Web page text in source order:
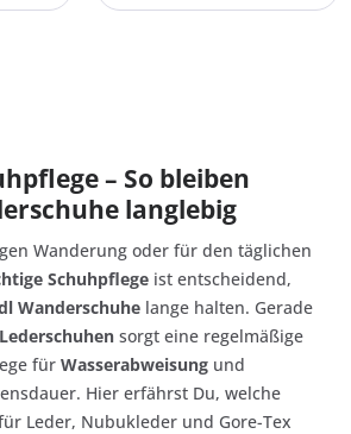
– So bleiben
langlebig
Wanderung oder für den täglichen
Schuhpflege ist entscheidend,
Wanderschuhe lange halten. Gerade
Lederschuhen sorgt eine regelmäßige
für Wasserabweisung und
Hier erfährst Du, welche
Leder, Nubukleder und Gore-Tex